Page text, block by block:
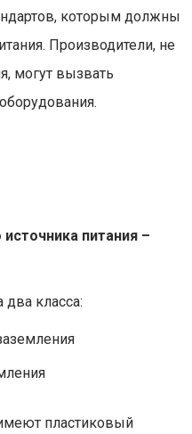
которым должны
Производители, не
могут вызвать
питания –
два класса:
пластиковый